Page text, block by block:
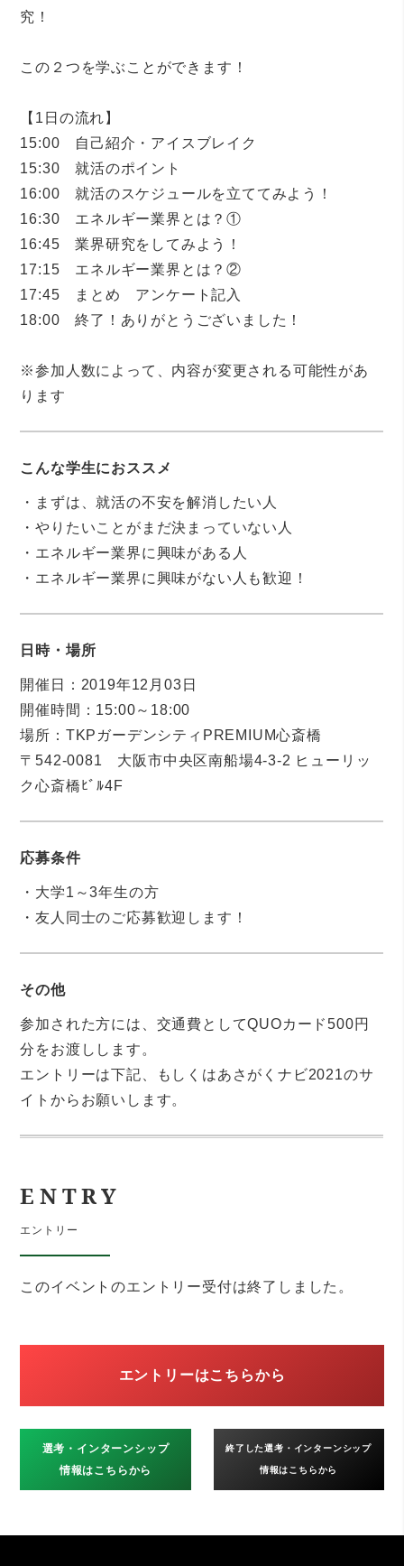
究！
この２つを学ぶことができます！
【1日の流れ】
15:00 自己紹介・アイスブレイク
15:30 就活のポイント
16:00 就活のスケジュールを立ててみよう！
16:30 エネルギー業界とは？①
16:45 業界研究をしてみよう！
17:15 エネルギー業界とは？②
17:45 まとめ アンケート記入
18:00 終了！ありがとうございました！
※参加人数によって、内容が変更される可能性があ
ります
こんな学生におススメ
・まずは、就活の不安を解消したい人
・やりたいことがまだ決まっていない人
・エネルギー業界に興味がある人
・エネルギー業界に興味がない人も歓迎！
日時・場所
開催日：2019年12月03日
開催時間：15:00～18:00
場所：TKPガーデンシティPREMIUM心斎橋
〒542-0081 大阪市中央区南船場4-3-2 ヒューリッ
ク心斎橋ﾋﾞﾙ4F
応募条件
・大学1～3年生の方
・友人同士のご応募歓迎します！
その他
参加された方には、交通費としてQUOカード500円
分をお渡しします。
エントリーは下記、もしくはあさがくナビ2021のサ
イトからお願いします。
ENTRY
エントリー
このイベントのエントリー受付は終了しました。
エントリーはこちらから
選考・インターンシップ
情報はこちらから
終了した選考・インターンシップ
情報はこちらから